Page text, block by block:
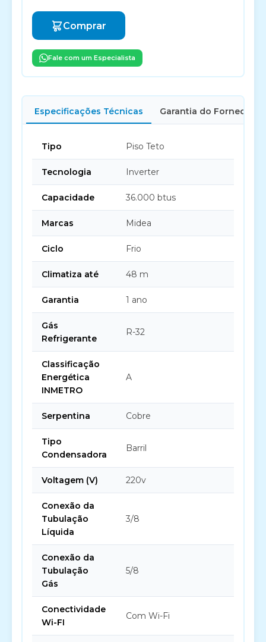
Comprar
Fale com um Especialista
Especificações Técnicas Garantia do Fornecedor
Tipo Piso Teto
Tecnologia Inverter
Capacidade 36.000 btus
Marcas Midea
Ciclo Frio
Climatiza até 48 m
Garantia 1 ano
Gás
Refrigerante
R-32
Classificação
Energética
INMETRO
A
Serpentina Cobre
Tipo
Condensadora
Barril
Voltagem (V) 220v
Conexão da
Tubulação
Líquida
3/8
Conexão da
Tubulação
Gás
5/8
Conectividade
Wi-FI
Com Wi-Fi